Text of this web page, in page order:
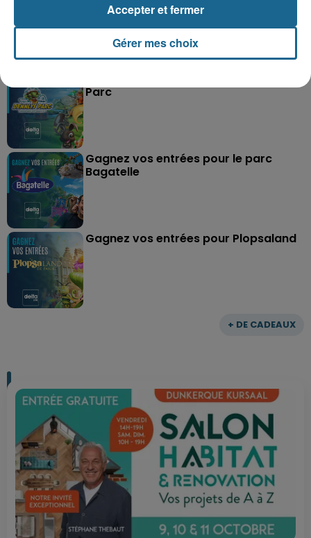
+ DE CADEAUX
Parc
Gagnez vos entrées pour le parc
Bagatelle
Gagnez vos entrées pour Plopsaland
Gérer mes choix
Accepter et fermer